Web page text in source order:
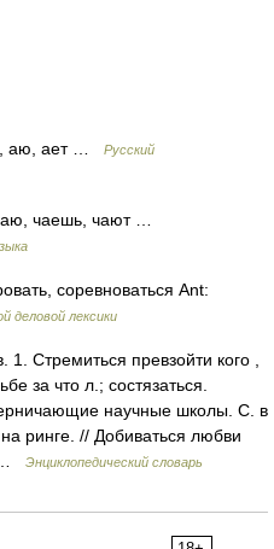
аю, ает …
Русский
чаешь, чают …
соревноваться Ant:
деловой лексики
Стремиться превзойти кого ,
за что л.; состязаться.
научные школы. С. в
ринге. // Добиваться любви
…
Энциклопедический словарь